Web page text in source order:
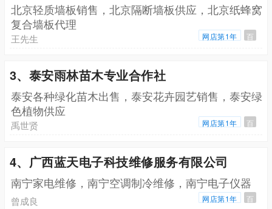
北京轻质墙板销售，北京隔断墙板供应，北京纸蜂窝
复合墙板代理
王先生 网店第1年 百
3、泰安雨林苗木专业合作社
泰安各种绿化苗木出售，泰安花卉园艺销售，泰安绿
色植物供应
禹世贤 网店第1年 百
4、广西蓝天电子科技维修服务有限公司
南宁家电维修，南宁空调制冷维修，南宁电子仪器
曾成良 网店第1年 百